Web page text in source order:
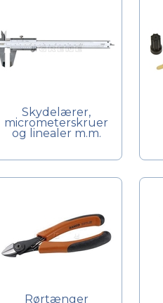
Skydelærer,
micrometerskruer
og linealer m.m.
Rørtænger